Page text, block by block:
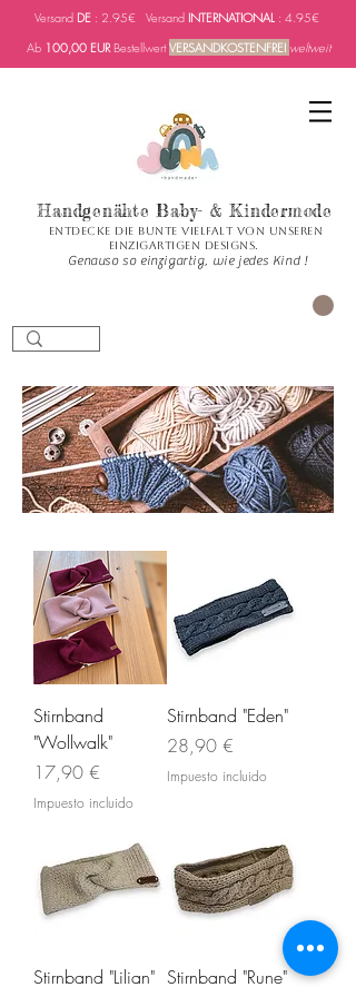
Versand DE : 2.95€ Versand INTERNATIONAL : 4.95€
Ab 100,00 EURBestellwertVERSANDKOSTENFREI weltweit
Handgenähte Baby- & Kindermode
Entdecke die bunte Vielfalt von unseren
einzigartigen Designs.
Genauso so einzigartig, wie jedes Kind !
Stirnband
"Wollwalk"
Precio
17,90 €
Impuesto incluido
Stirnband "Eden"
Precio
28,90 €
Impuesto incluido
Stirnband "Lilian" Stirnband "Rune"